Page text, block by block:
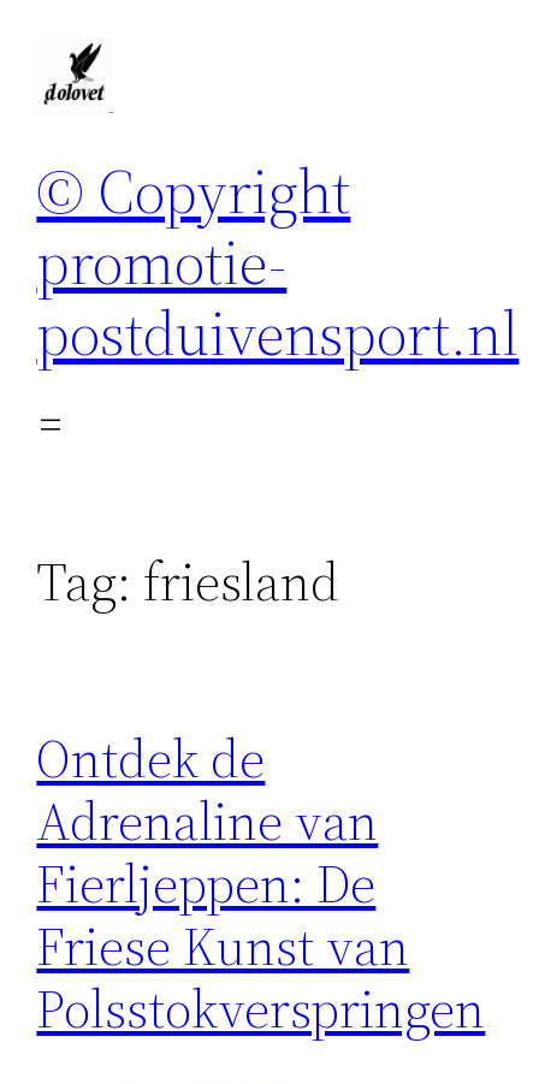
© Copyright
promotie-
postduivensport.nl
Tag: friesland
Ontdek de
Adrenaline van
Fierljeppen: De
Friese Kunst van
Polsstokverspringen